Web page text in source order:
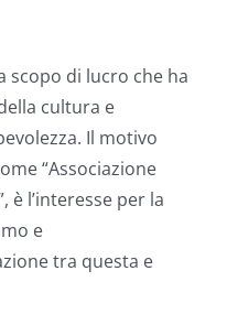
scopo di lucro che ha
cultura e
Il motivo
“Associazione
è l’interesse per la
e
tra questa e